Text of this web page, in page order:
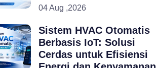
04 Aug ,2026
Sistem HVAC Otomatis
Berbasis IoT: Solusi
Cerdas untuk Efisiensi